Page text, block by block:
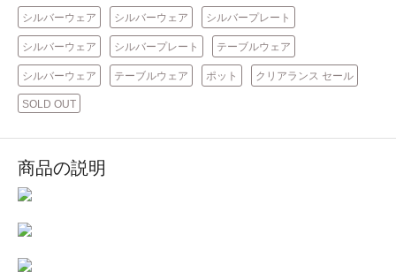
シルバーウェア シルバーウェア シルバープレート
シルバーウェア シルバープレート テーブルウェア
シルバーウェア テーブルウェア ポット クリアランス セール
SOLD OUT
商品の説明